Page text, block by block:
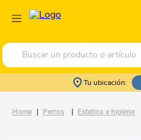
Buscar un producto o artículo
Tu ubicación:
Perros Estetica e higiene